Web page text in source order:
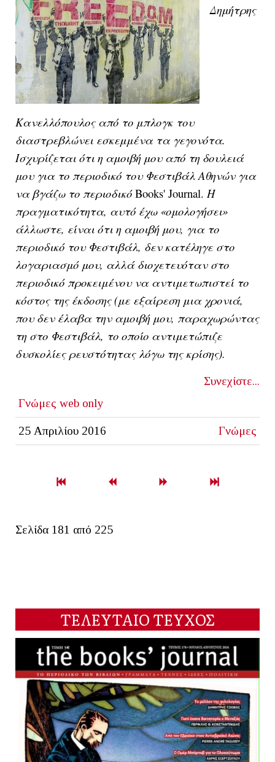
Δημήτρης
Κανελλόπουλος από το μπλογκ του
διαστρεβλώνει εσκεμμένα τα γεγονότα.
Ισχυρίζεται ότι η αμοιβή μου από τη δουλειά
μου για το περιοδικό του Φεστιβάλ Αθηνών για
να βγάζω το περιοδικόBooks' Journal. Η
πραγματικότητα, αυτό έχω «ομολογήσει»
άλλωστε, είναι ότι η αμοιβή μου, για το
περιοδικό του Φεστιβάλ, δεν κατέληγε στο
λογαριασμό μου, αλλά διοχετευόταν στο
περιοδικό προκειμένου να αντιμετωπιστεί το
κόστος της έκδοσης (με εξαίρεση μια χρονιά,
που δεν έλαβα την αμοιβή μου, παραχωρώντας
τη στο Φεστιβάλ, το οποίο αντιμετώπιζε
δυσκολίες ρευστότητας λόγω της κρίσης).
Συνεχίστε...
Γνώμες web only
25 Απριλίου 2016 Γνώμες
Σελίδα 181 από 225
ΤΕΛΕΥΤΑΙΟ ΤΕΥΧΟΣ